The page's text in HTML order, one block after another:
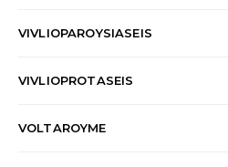
VIVLIOPAROYSIASEIS
VIVLIOPROTASEIS
VOLTAROYME